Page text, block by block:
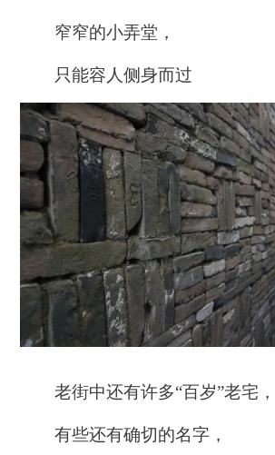
窄窄的小弄堂，
只能容人侧身而过
老街中还有许多“百岁”老宅，
有些还有确切的名字，